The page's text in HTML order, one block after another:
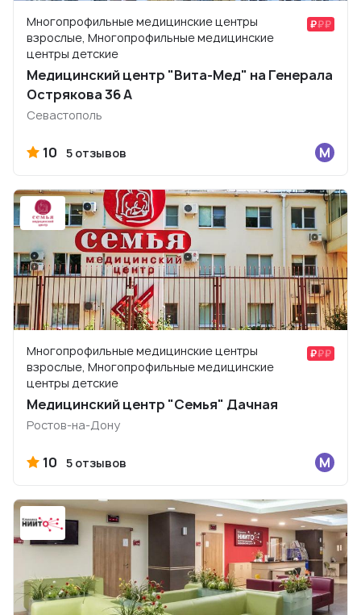
Многопрофильные медицинские центры
взрослые, Многопрофильные медицинские
центры детские
Медицинский центр "Вита-Мед" на Генерала
Острякова 36 А
Севастополь
10 5 отзывов
Многопрофильные медицинские центры
взрослые, Многопрофильные медицинские
центры детские
Медицинский центр "Семья" Дачная
Ростов-на-Дону
10 5 отзывов